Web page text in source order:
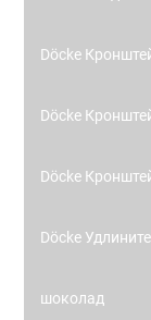
Döcke
Döcke
Döcke
Döcke
шоколад